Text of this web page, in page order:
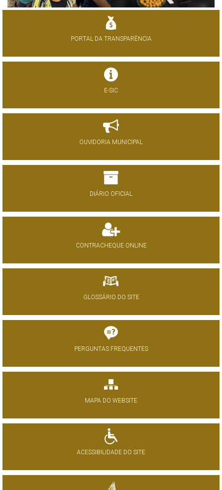
PORTAL DA TRANSPARÊNCIA
E-SIC
OUVIDORIA MUNICIPAL
DIÁRIO OFICIAL
CONTRACHEQUE ONLINE
GLOSSÁRIO DO SITE
PERGUNTAS FREQUENTES
MAPA DO WEBSITE
ACESSIBILIDADE DO SITE